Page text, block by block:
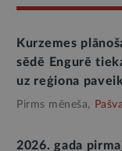
Kurzemes
sēdē Engurē
uz reģiona
Pirms mēneša,
2026. gada